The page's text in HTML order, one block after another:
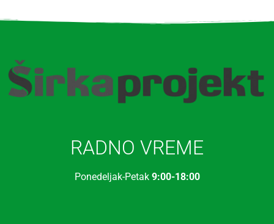
RADNO VREME
Ponedeljak-Petak9:00-18:00